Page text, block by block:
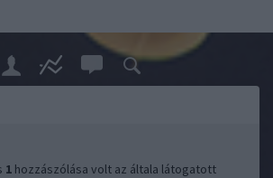
1 hozzászólása volt az általa látogatott